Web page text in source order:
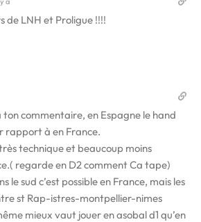
de LNH et Proligue !!!!
commentaire, en Espagne le hand
rapport à en France.
technique et beaucoup moins
regarde en D2 comment Ca tape)
le sud c’est possible en France, mais les
st Rap-istres-montpellier-nimes
mieux vaut jouer en asobal d1 qu’en